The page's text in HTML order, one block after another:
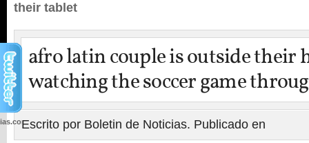
their tablet
afro latin couple is outside their
watching the soccer game
Escrito por Boletin de Noticias. Publicado en
wp-